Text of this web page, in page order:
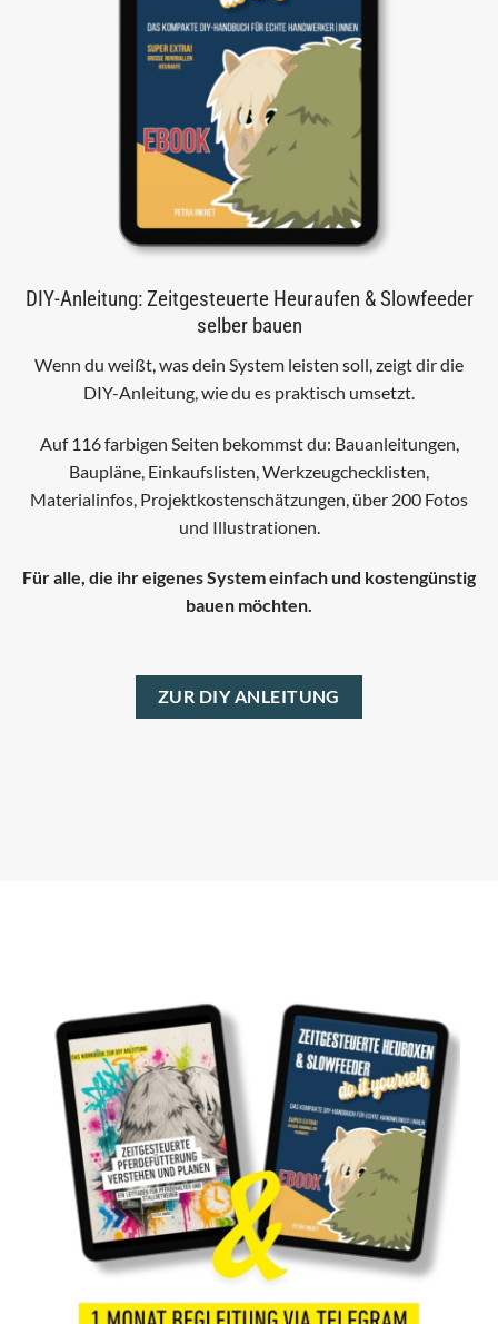
DIY-Anleitung: Zeitgesteuerte Heuraufen & Slowfeeder
selber bauen
Wenn du weißt, was dein System leisten soll, zeigt dir die
DIY-Anleitung, wie du es praktisch umsetzt.
Auf 116 farbigen Seiten bekommst du: Bauanleitungen,
Baupläne, Einkaufslisten, Werkzeugchecklisten,
Materialinfos, Projektkostenschätzungen, über 200 Fotos
und Illustrationen.
Für alle, die ihr eigenes System einfach und kostengünstig
bauen möchten.
ZUR DIY ANLEITUNG